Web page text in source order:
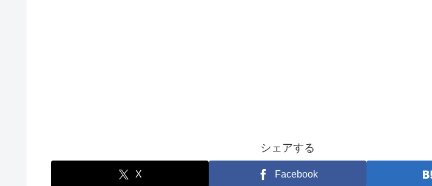
シェアする
X Facebook